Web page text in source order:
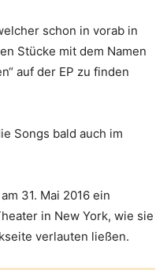
schon in vorab in
Stücke mit dem Namen
auf der EP zu finden
Songs bald auch im
31. Mai 2016 ein
in New York, wie sie
verlauten ließen.